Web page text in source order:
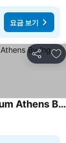
요금 보기
공유 즐
Intercontinental Hotels Athenaeum Athens By Ihg